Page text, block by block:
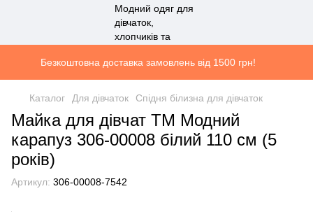
Безкоштовна доставка замовлень від 1500 грн!
Каталог Для дівчаток Спідня білизна для дівчаток
Майка для дівчат ТМ Модний
карапуз 306-00008 білий 110 см (5
років)
Артикул: 306-00008-7542